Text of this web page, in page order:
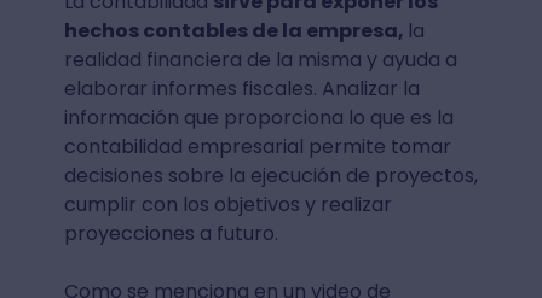
hechos contables de la empresa, la
realidad financiera de la misma y ayuda a
elaborar informes fiscales. Analizar la
información que proporciona lo que es la
contabilidad empresarial permite tomar
decisiones sobre la ejecución de proyectos,
cumplir con los objetivos y realizar
proyecciones a futuro.
Como se menciona en un video de